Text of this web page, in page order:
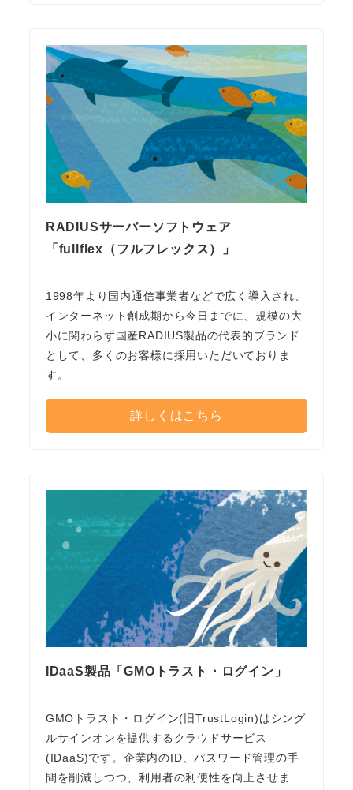
RADIUSサーバーソフトウェア
「fullflex（フルフレックス）」
1998年より国内通信事業者などで広く導入され、
インターネット創成期から今日までに、規模の大
小に関わらず国産RADIUS製品の代表的ブランド
として、多くのお客様に採用いただいておりま
す。
詳しくはこちら
IDaaS製品「GMOトラスト・ログイン」
GMOトラスト・ログイン(旧TrustLogin)はシング
ルサインオンを提供するクラウドサービス
(IDaaS)です。企業内のID、パスワード管理の手
間を削減しつつ、利用者の利便性を向上させま